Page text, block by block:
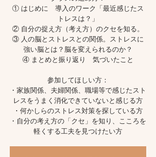
① はじめに 導入のワーク「最近感じたス
トレスは？」
② 自分の捉え方（考え方）のクセを知る。
③ 人の脳とストレスとの関係。ストレスに
強い脳とは？脳を変えられるのか？
④ まとめと振り返り 気づいたこと
参加してほしい方：
・家族関係、夫婦関係、職場等で感じたスト
レスをうまく消化できていないと感じる方
・何かしらのストレス対策を探している方
・自分の考え方の「クセ」を知り、こころを
軽くする工夫を見つけたい方